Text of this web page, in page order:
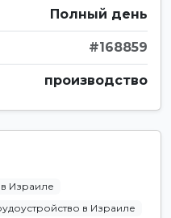
Полный день
#168859
производство
Израиле
в Израиле